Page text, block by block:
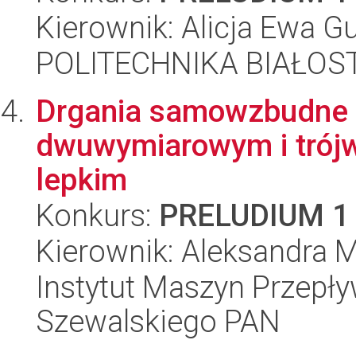
Kierownik: Alicja Ewa
POLITECHNIKA
Drgania
dwuwymiarowym i
lepkim
Konkurs: PRELUDIUM 1
Kierownik: Aleksandra
Instytut Maszyn
Szewalskiego PAN